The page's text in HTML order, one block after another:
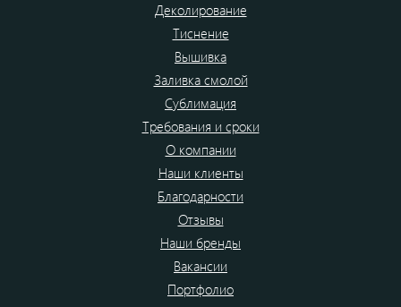
Деколирование
Тиснение
Вышивка
Заливка смолой
Сублимация
Требования и сроки
О компании
Наши клиенты
Благодарности
Отзывы
Наши бренды
Вакансии
Портфолио